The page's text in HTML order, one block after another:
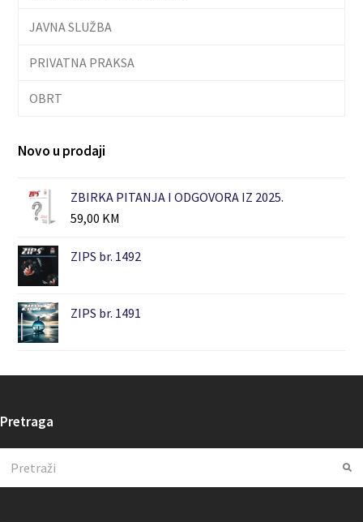
JAVNA SLUŽBA
PRIVATNA PRAKSA
OBRT
Novo u prodaji
ZBIRKA PITANJA I ODGOVORA IZ 2025.
59,00 KM
ZIPS br. 1492
ZIPS br. 1491
Pretraga